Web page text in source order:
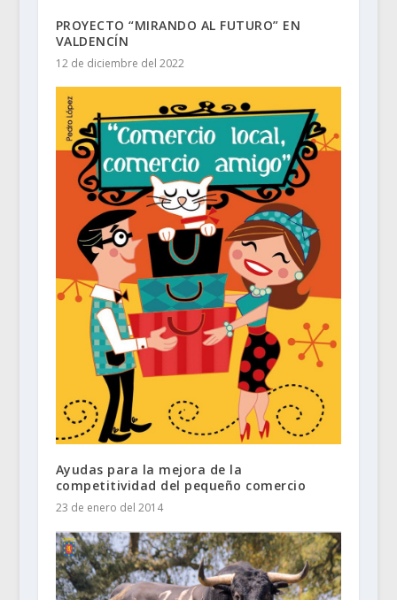
PROYECTO “MIRANDO AL FUTURO” EN
VALDENCÍN
12 de diciembre del 2022
Ayudas para la mejora de la
competitividad del pequeño comercio
23 de enero del 2014